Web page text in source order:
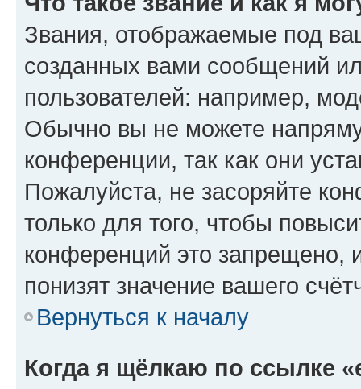
Звания, отображаемые под
созданных вами сообщений
пользователей: например,
Обычно вы не можете
конференции, так как они
Пожалуйста, не засоряйте
только для того, чтобы
конференций это запрещено,
понизят значение вашего
Вернуться к началу
Когда я щёлкаю по ссылке